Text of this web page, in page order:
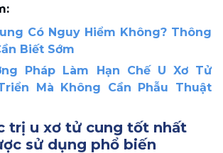
Có Nguy Hiểm Không? Thông
Biết Sớm
Pháp Làm Hạn Chế U Xơ Tử
Mà Không Cần Phẫu Thuật
trị u xơ tử cung tốt nhất
sử dụng phổ biến